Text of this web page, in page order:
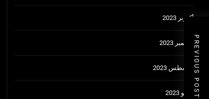
PREVIOUS POST
أكتوبر 2023
سبتمبر 2023
أغسطس 2023
يوليو 2023